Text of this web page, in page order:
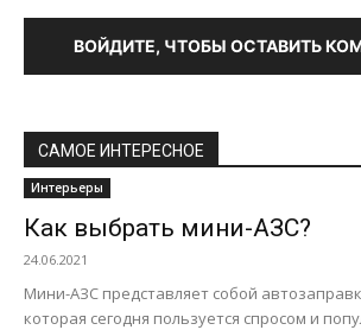
ВОЙДИТЕ, ЧТОБЫ ОСТАВИТЬ
САМОЕ ИНТЕРЕСНОЕ
Интерьеры
Как выбрать мини-АЗС?
24.06.2021
Мини-АЗС представляет собой
которая сегодня пользуется спросом и